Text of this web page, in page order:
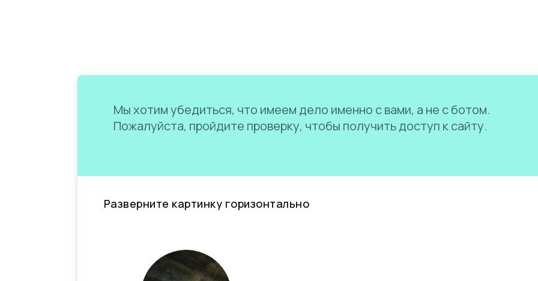
Мы хотим убедиться, что имеем дело именно с вами, а не с ботом.
Пожалуйста, пройдите проверку, чтобы получить доступ к сайту.
Разверните картинку горизонтально